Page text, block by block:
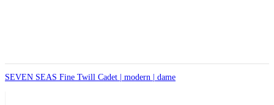
SEVEN SEAS Fine Twill Cadet | modern | dame